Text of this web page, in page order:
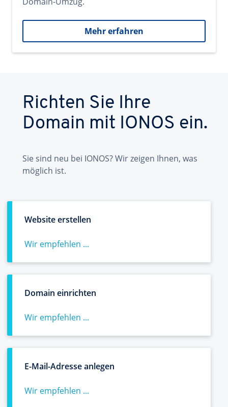
Mehr erfahren
Richten Sie Ihre
Domain mit IONOS ein.
Sie sind neu bei IONOS? Wir zeigen Ihnen, was
möglich ist.
Website erstellen
Wir empfehlen ...
Domain einrichten
Wir empfehlen ...
E-Mail-Adresse anlegen
Wir empfehlen ...